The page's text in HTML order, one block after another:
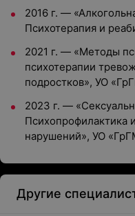
2016 г. —
Психотерапия и
2021 г. — «Методы
психотерапии
подростков», УО
2023 г. —
Психопрофилактика
нарушений», УО
Другие